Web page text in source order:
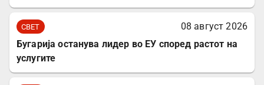
СВЕТ
08 август 2026
Бугарија останува лидер во ЕУ според растот на
услугите